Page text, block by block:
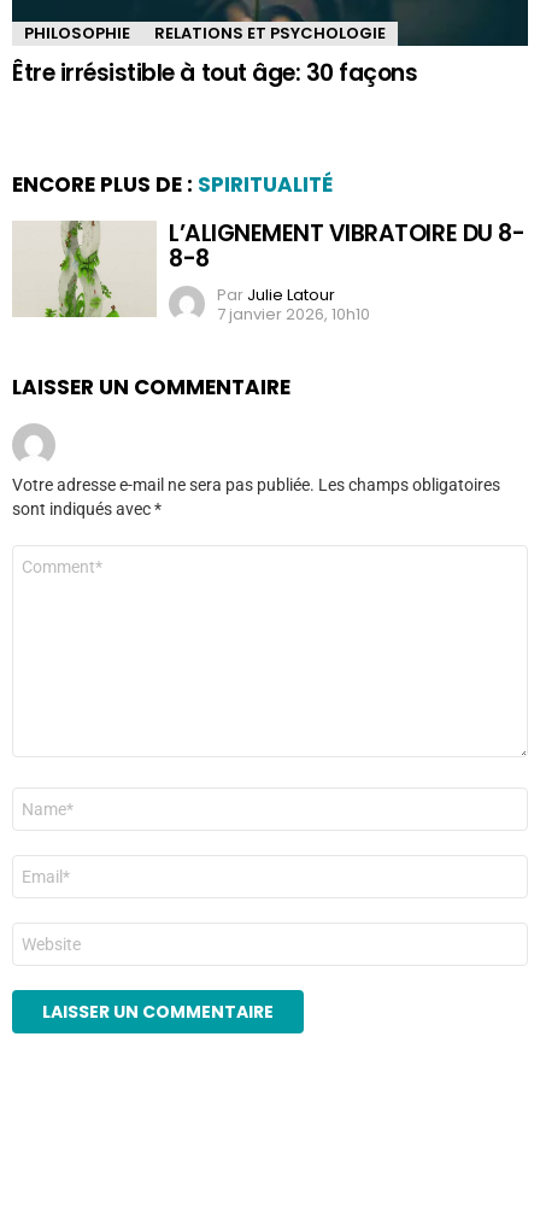
PHILOSOPHIE RELATIONS ET PSYCHOLOGIE
Être irrésistible à tout âge: 30 façons
ENCORE PLUS DE : SPIRITUALITÉ
L’ALIGNEMENT VIBRATOIRE DU 8-
8-8
Par Julie Latour
7 janvier 2026, 10h10
LAISSER UN COMMENTAIRE
Votre adresse e-mail ne sera pas publiée. Les champs obligatoires
sont indiqués avec*
Commentaire
Nom
E-
mail
*
Site
web